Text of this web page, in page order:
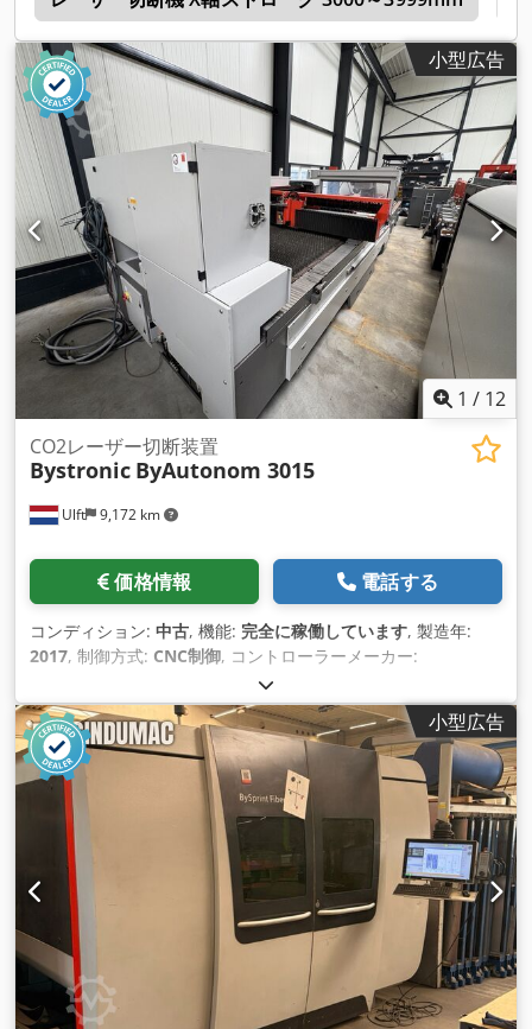
小型広告
1 / 12
Ulft 9,172 km
CO2レーザー切断装置
Bystronic ByAutonom 3015
価格情報 電話する
コンディション: 中古, 機能: 完全に稼働しています, 製造年:
2017, 制御方式: CNC制御, コントローラーメーカー:
, コントローラモデル:
CO₂レーザー, レーザー発生器メーカー:Bystronic, レーザー発
振器モデル:ByLaser 6000, レーザー出力:6,000 ワット, レー
ザー波長:10,600 nm, 鋼板厚さ（最大）: 25 mm, ステンレス
鋼板厚さ（最大）:
25 mm, テーブル長さ: 3,000 mm, テーブ
ル幅: 1,500 mm , 作業長さ: 3,000 mm 1,500 mm, Ｘ
軸移動量:
, Y軸移動距離: 1,524 mm
, Z軸移動距離:
80 mm
120 m/分 , 位置決め精度: 0.1 mm, 繰返
し精度:
, ワーク重量（最大）: 890 kg（キログラ
ム）
, 冷却方式: , 総重量: 15,000 kg（キログラム）, 装備: ド
キュメント / マニュアル, ノズルチェンジャー, 冷却ユニット,
安全光幕
小型広告